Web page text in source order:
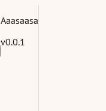
Aaasaasa
v0.0.1